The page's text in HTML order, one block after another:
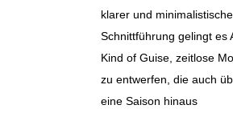
klarer und
Schnittführung gelingt es
Kind of Guise, zeitlose
zu entwerfen, die auch
eine Saison hinaus